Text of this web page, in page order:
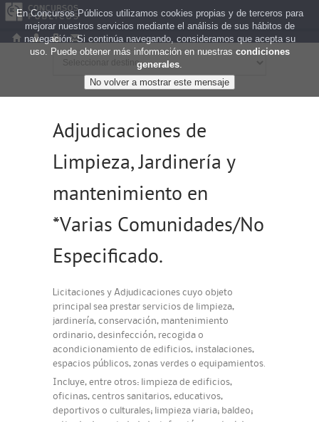
Adjudicaciones de
Limpieza, Jardinería y
mantenimiento en
*Varias Comunidades/No
Especificado.
Licitaciones y Adjudicaciones cuyo objeto
principal sea prestar servicios de limpieza,
jardinería, conservación, mantenimiento
ordinario, desinfección, recogida o
acondicionamiento de edificios, instalaciones,
espacios públicos, zonas verdes o equipamientos.
Incluye, entre otros: limpieza de edificios,
oficinas, centros sanitarios, educativos,
deportivos o culturales; limpieza viaria; baldeo;
En Concursos Públicos utilizamos cookies propias y de terceros para
mejorar nuestros servicios mediante el análisis de sus hábitos de
navegación. Si continúa navegando, consideramos que acepta su
uso. Puede obtener más información en nuestras condiciones
generales.